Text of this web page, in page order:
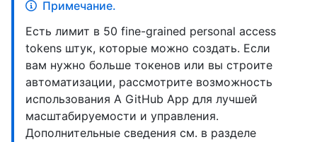
Примечание.
Есть лимит в 50 fine-grained personal access
tokens штук, которые можно создать. Если
вам нужно больше токенов или вы строите
автоматизации, рассмотрите возможность
использования A GitHub App для лучшей
масштабируемости и управления.
Дополнительные сведения см. в разделе